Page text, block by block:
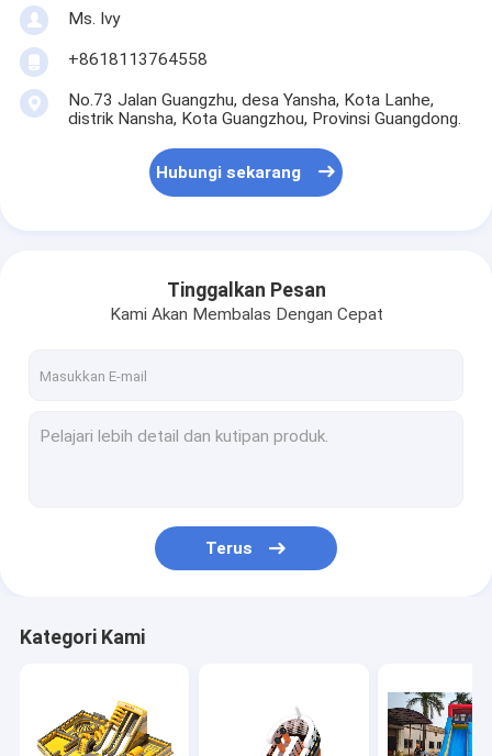
Ms. Ivy
+8618113764558
No.73 Jalan Guangzhu, desa Yansha, Kota Lanhe,
distrik Nansha, Kota Guangzhou, Provinsi Guangdong.
Hubungi sekarang
Tinggalkan Pesan
Kami Akan Membalas Dengan Cepat
Terus
Kategori Kami